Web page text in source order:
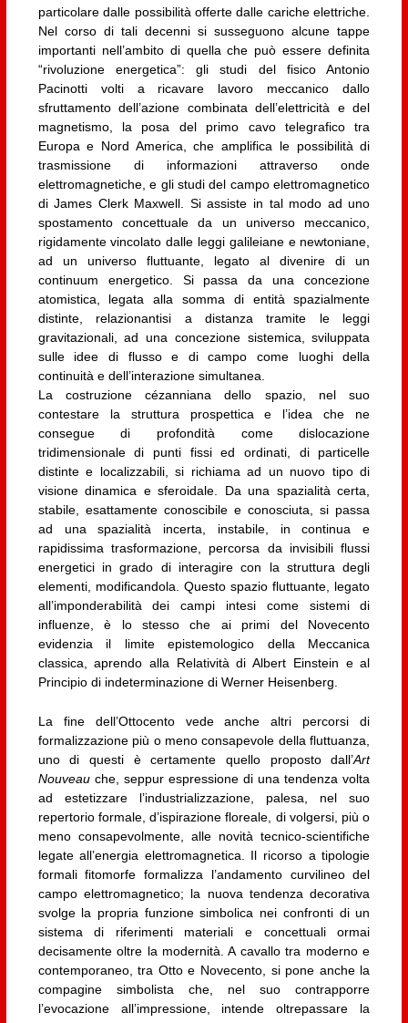
particolare dalle possibilità offerte dalle cariche elettriche.
Nel corso di tali decenni si susseguono alcune tappe
importanti nell’ambito di quella che può essere definita
“rivoluzione energetica”: gli studi del fisico Antonio
Pacinotti volti a ricavare lavoro meccanico dallo
sfruttamento dell’azione combinata dell’elettricità e del
magnetismo, la posa del primo cavo telegrafico tra
Europa e Nord America, che amplifica le possibilità di
trasmissione di informazioni attraverso onde
elettromagnetiche, e gli studi del campo elettromagnetico
di James Clerk Maxwell. Si assiste in tal modo ad uno
spostamento concettuale da un universo meccanico,
rigidamente vincolato dalle leggi galileiane e newtoniane,
ad un universo fluttuante, legato al divenire di un
continuum energetico. Si passa da una concezione
atomistica, legata alla somma di entità spazialmente
distinte, relazionantisi a distanza tramite le leggi
gravitazionali, ad una concezione sistemica, sviluppata
sulle idee di flusso e di campo come luoghi della
continuità e dell’interazione simultanea.
La costruzione cézanniana dello spazio, nel suo
contestare la struttura prospettica e l’idea che ne
consegue di profondità come dislocazione
tridimensionale di punti fissi ed ordinati, di particelle
distinte e localizzabili, si richiama ad un nuovo tipo di
visione dinamica e sferoidale. Da una spazialità certa,
stabile, esattamente conoscibile e conosciuta, si passa
ad una spazialità incerta, instabile, in continua e
rapidissima trasformazione, percorsa da invisibili flussi
energetici in grado di interagire con la struttura degli
elementi, modificandola. Questo spazio fluttuante, legato
all’imponderabilità dei campi intesi come sistemi di
influenze, è lo stesso che ai primi del Novecento
evidenzia il limite epistemologico della Meccanica
classica, aprendo alla Relatività di Albert Einstein e al
Principio di indeterminazione di Werner Heisenberg.
La fine dell’Ottocento vede anche altri percorsi di
formalizzazione più o meno consapevole della fluttuanza,
uno di questi è certamente quello proposto dall’Art
Nouveauche, seppur espressione di una tendenza volta
ad estetizzare l’industrializzazione, palesa, nel suo
repertorio formale, d’ispirazione floreale, di volgersi, più o
meno consapevolmente, alle novità tecnico-scientifiche
legate all’energia elettromagnetica. Il ricorso a tipologie
formali fitomorfe formalizza l’andamento curvilineo del
campo elettromagnetico; la nuova tendenza decorativa
svolge la propria funzione simbolica nei confronti di un
sistema di riferimenti materiali e concettuali ormai
decisamente oltre la modernità. A cavallo tra moderno e
contemporaneo, tra Otto e Novecento, si pone anche la
compagine simbolista che, nel suo contrapporre
l’evocazione all’impressione, intende oltrepassare la